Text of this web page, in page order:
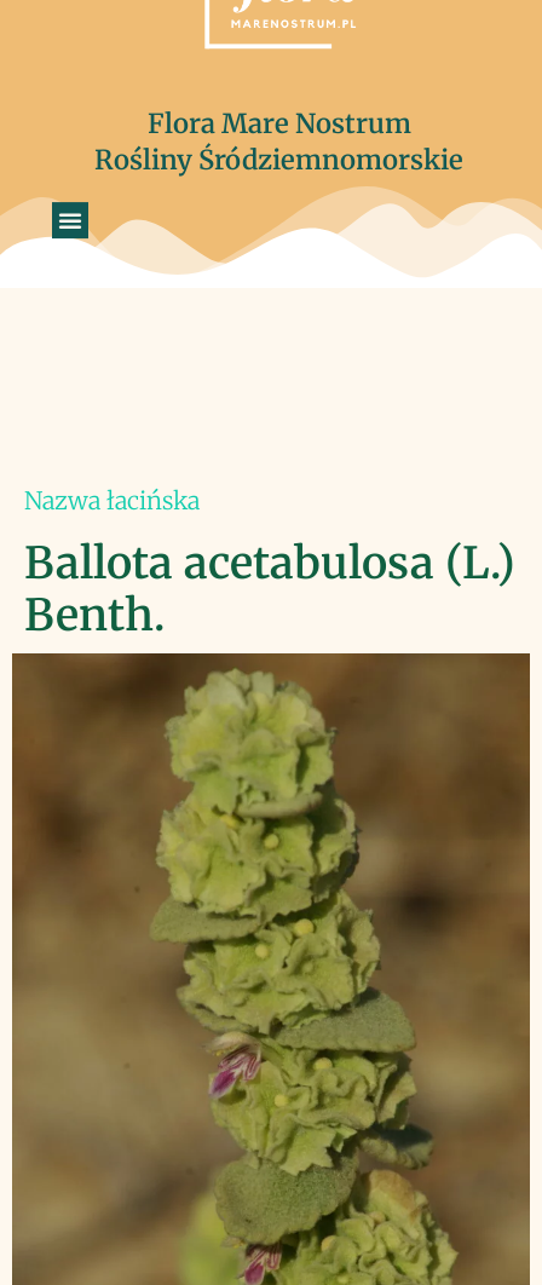
Flora Mare Nostrum
Rośliny Śródziemnomorskie
Nazwa łacińska
Ballota acetabulosa (L.)
Benth.